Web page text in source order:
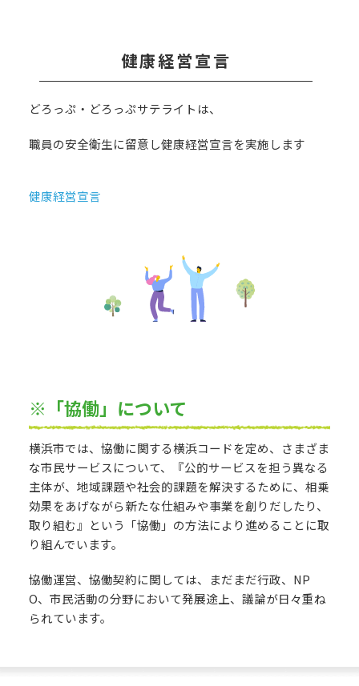
健康経営宣言
どろっぷ・どろっぷサテライトは、
職員の安全衛生に留意し健康経営宣言を実施します
健康経営宣言
※「協働」について
横浜市では、協働に関する横浜コードを定め、さまざま
な市民サービスについて、『公的サービスを担う異なる
主体が、地域課題や社会的課題を解決するために、相乗
効果をあげながら新たな仕組みや事業を創りだしたり、
取り組む』という「協働」の方法により進めることに取
り組んでいます。
協働運営、協働契約に関しては、まだまだ行政、NP
O、市民活動の分野において発展途上、議論が日々重ね
られています。